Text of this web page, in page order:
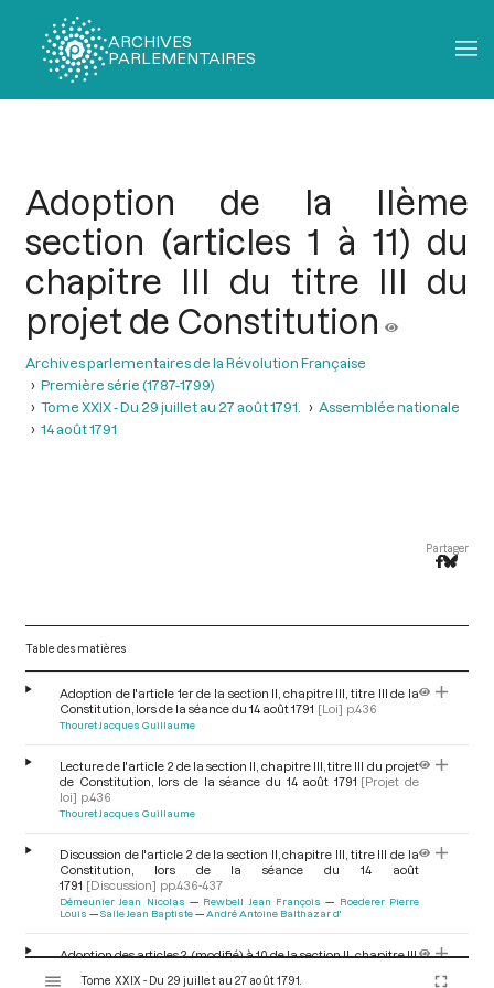
ARCHIVES
PARLEMENTAIRES
Adoption de la IIème
section (articles 1 à 11) du
chapitre III du titre III du
projet de Constitution
Archives parlementaires de la Révolution Française
Première série (1787-1799)
Tome XXIX - Du 29 juillet au 27 août 1791.
Assemblée nationale
14 août 1791
Partager
Table des matières
Adoption de l'article 1er de la section II, chapitre III, titre III de la
Constitution, lors de la séance du 14 août 1791 [Loi] p.436
Thouret Jacques Guillaume
Lecture de l'article 2 de la section II, chapitre III, titre III du projet
de Constitution, lors de la séance du 14 août 1791 [Projet de
loi] p.436
Thouret Jacques Guillaume
Discussion de l'article 2 de la section II, chapitre III, titre III de la
Constitution, lors de la séance du 14 août
1791 [Discussion] pp.436-437
Démeunier Jean Nicolas Rewbell Jean François
Roederer Pierre
Louis
Salle Jean Baptiste André Antoine Balthazar d'
Adoption des articles 2 (modifié) à 10 de la section II, chapitre III,
1791
[Loi] p.437
Tome XXIX - Du 29 juillet au 27 août 1791.